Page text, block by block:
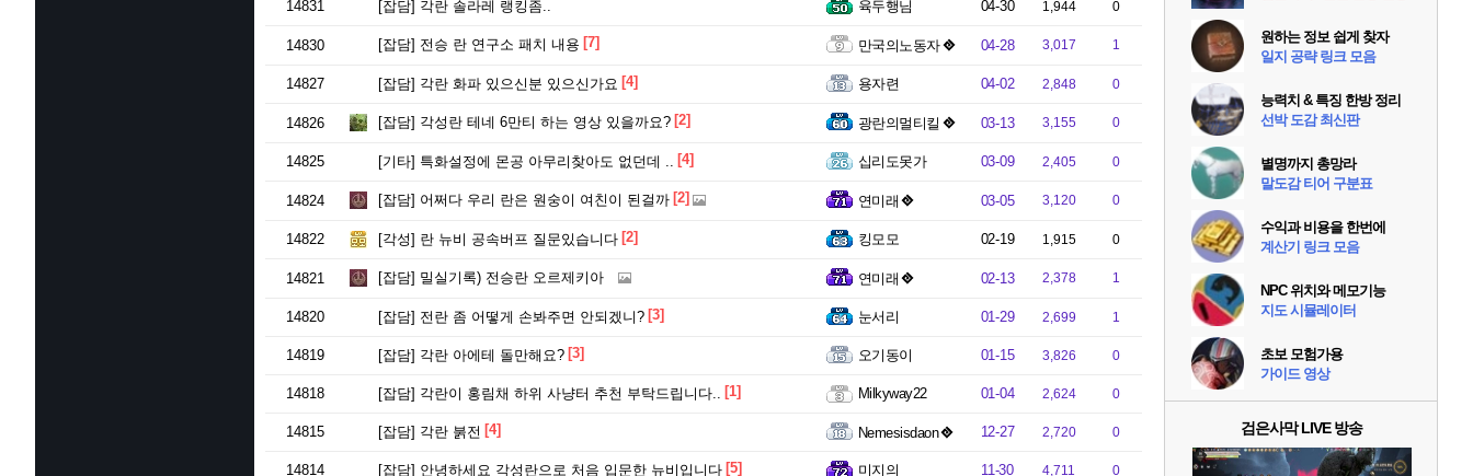
14831 [잡담] 각란 솔라레 랭킹좀.. 육두행님 04-30 1,944 0
14830 [잡담] 전승 란 연구소 패치 내용 [7] 만국의노동자 04-28 3,017 1
14827 [잡담] 각란 화파 있으신분 있으신가요 [4] 용자련 04-02 2,848 0
14826 [잡담] 각성란 테네 6만티 하는 영상 있을까요? [2] 광란의멀티킬 03-13 3,155 0
14825 [기타] 특화설정에 몬공 아무리찾아도 없던데 .. [4] 십리도못가 03-09 2,405 0
14824 [잡담] 어쩌다 우리 란은 원숭이 여친이 된걸까 [2] 연미래 03-05 3,120 0
14822 [각성] 란 뉴비 공속버프 질문있습니다 [2] 킹모모 02-19 1,915 0
14821 [잡담] 밀실기록) 전승란 오르제키아 연미래 02-13 2,378 1
14820 [잡담] 전란 좀 어떻게 손봐주면 안되겠니? [3] 눈서리 01-29 2,699 1
14819 [잡담] 각란 아에테 돌만해요? [3] 오기동이 01-15 3,826 0
14818 [잡담] 각란이 홍림채 하위 사냥터 추천 부탁드립니다.. [1] Milkyway22 01-04 2,624 0
14815 [잡담] 각란 붉전 [4] Nemesisdaon 12-27 2,720 0
14814 [잡담] 안녕하세요 각성란으로 처음 입문한 뉴비입니다 [5] 미지의 11-30 4,711 0
원하는 정보 쉽게 찾자
일지 공략 링크 모음
능력치 & 특징 한방 정리
선박 도감 최신판
별명까지 총망라
말도감 티어 구분표
수익과 비용을 한번에
계산기 링크 모음
NPC 위치와 메모기능
지도 시뮬레이터
초보 모험가용
가이드 영상
검은사막 LIVE 방송